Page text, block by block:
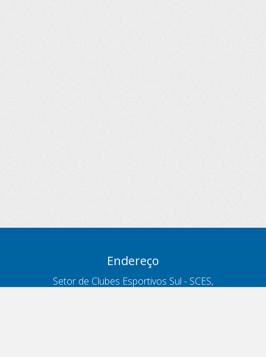
Endereço
Setor de Clubes Esportivos Sul - SCES,